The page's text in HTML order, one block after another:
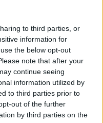
to third parties, or
information for
the below opt-out
note that after your
continue seeing
information utilized by
to third parties prior to
out of the further
by third parties on the